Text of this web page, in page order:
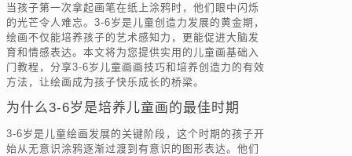
当孩子第一次拿起画笔在纸上涂鸦时，他们眼中闪烁
的光芒令人难忘。3-6岁是儿童创造力发展的黄金期，
绘画不仅能培养孩子的艺术感知力，更能促进大脑发
育和情感表达。本文将为您提供实用的儿童画基础入
门教程，分享3-6岁儿童画画技巧和培养创造力的有效
方法，让绘画成为孩子快乐成长的桥梁。
为什么3-6岁是培养儿童画的最佳时期
3-6岁是儿童绘画发展的关键阶段，这个时期的孩子开
始从无意识涂鸦逐渐过渡到有意识的图形表达。他们